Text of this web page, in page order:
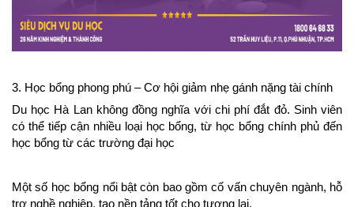
3. Học bổng phong phú – Cơ hội giảm nhẹ gánh nặng tài chính
Du học Hà Lan không đồng nghĩa với chi phí đắt đỏ. Sinh viên
có thể tiếp cận nhiều loại học bổng, từ học bổng chính phủ đến
học bổng từ các trường đại học
Một số học bổng nổi bật còn bao gồm cố vấn chuyên ngành, hỗ
trợ nghề nghiệp, tạo nền tảng tốt cho tương lai.